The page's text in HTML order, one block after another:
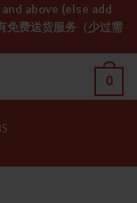
above (else add
免费送货服务（少过需
0